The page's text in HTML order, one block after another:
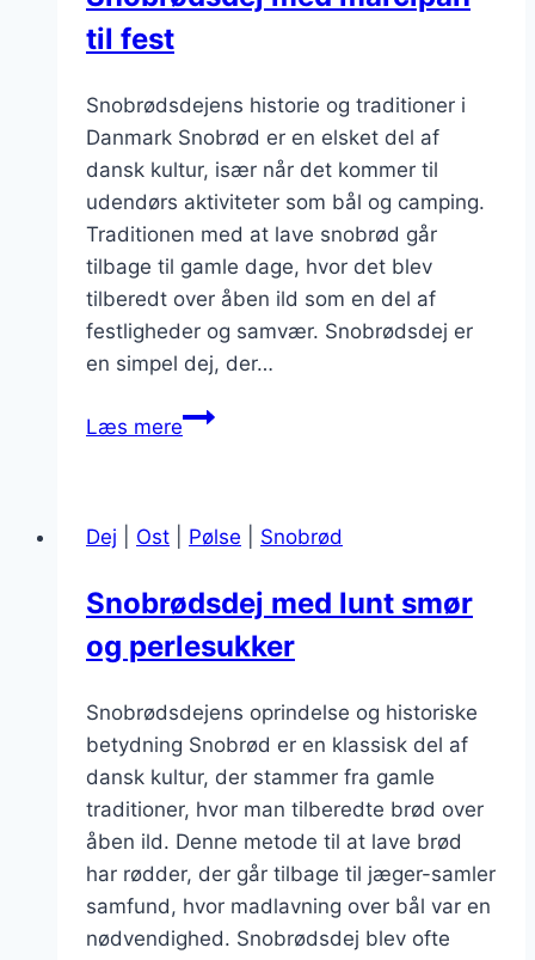
til fest
Snobrødsdejens historie og traditioner i
Danmark Snobrød er en elsket del af
dansk kultur, især når det kommer til
udendørs aktiviteter som bål og camping.
Traditionen med at lave snobrød går
tilbage til gamle dage, hvor det blev
tilberedt over åben ild som en del af
festligheder og samvær. Snobrødsdej er
en simpel dej, der…
Læs mereSnobrødsdej
fest
Dej Ost Pølse Snobrød
Snobrødsdej med lunt smør
og perlesukker
Snobrødsdejens oprindelse og historiske
betydning Snobrød er en klassisk del af
dansk kultur, der stammer fra gamle
traditioner, hvor man tilberedte brød over
åben ild. Denne metode til at lave brød
har rødder, der går tilbage til jæger-samler
samfund, hvor madlavning over bål var en
nødvendighed. Snobrødsdej blev ofte